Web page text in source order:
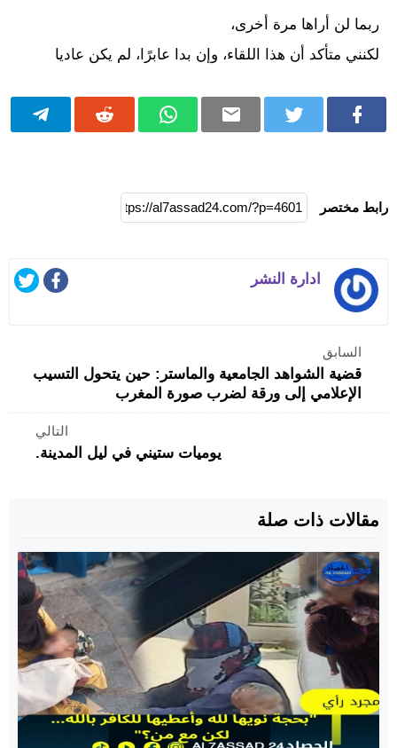
ربما لن أراها مرة أخرى،
لكنني متأكد أن هذا اللقاء، وإن بدا عابرًا، لم يكن عاديا
رابط مختصر
ادارة النشر
السابق
قضية الشواهد الجامعية والماستر: حين يتحول التسيب
الإعلامي إلى ورقة لضرب صورة المغرب
التالي
يوميات ستيني في ليل المدينة.
مقالات ذات صلة